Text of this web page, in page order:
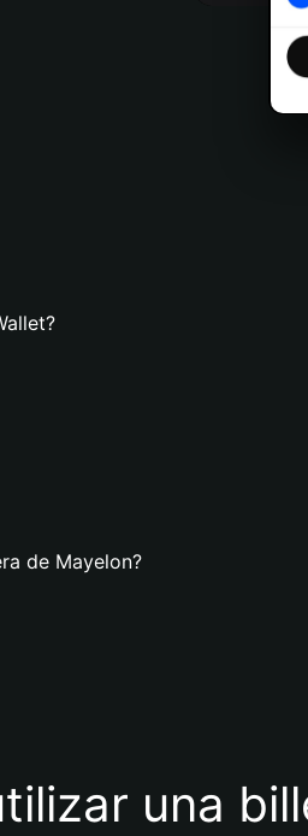
de Mayelon?
una